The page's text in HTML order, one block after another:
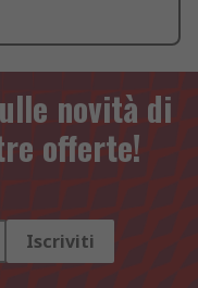
novità di
offerte!
Iscriviti